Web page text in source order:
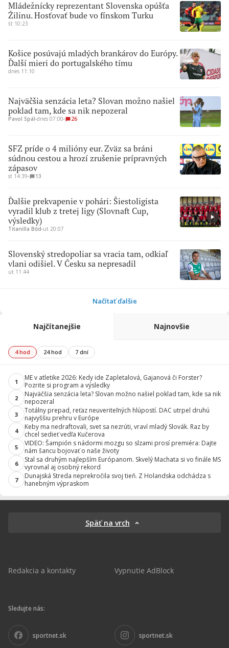
Mládežnícky reprezentant Slovenska opúšťa
Žilinu. Hosťovať bude vo fínskom Turku
št 10:23
Košice posúvajú mladých brankárov do Európy.
Ďalší mieri do portugalského tímu
dnes 11:10
Najväčšia senzácia leta? Slovan možno našiel
poklad tam, kde sa nik nepozeral
Pavol Spál∙dnes 07:00∙ 26
SFZ príde o 4 milióny eur. Zväz sa bráni
súdnou cestou a hrozí zrušenie prípravných
zápasov
st 14:39∙ 13
Ďalšie prekvapenie v pohári: Šiestoligista
vyradil klub z tretej ligy (Slovnaft Cup,
výsledky)
Titanilla Bőd∙ut 20:07
Slovenský stredopoliar sa vracia tam, odkiaľ
vlani odišiel. V Česku sa nepresadil
ut 11:44
Načítať ďalšie
Najčítanejšie Najnovšie
4 hod 24 hod 7 dní
1
ME v atletike 2026: Kedy ide Zapletalová, Gajanová či Forster?
Pozrite si program a výsledky
2
Najväčšia senzácia leta? Slovan možno našiel poklad tam, kde sa nik
nepozeral
3
Totálny prepad, reťaz neuveriteľných hlúpostí. DAC utrpel druhú
najvyššiu prehru v Európe
4
Keby ma nedraftovali, svet sa nezrúti, vraví mladý Slovák. Raz by
chcel sedieť vedľa Kučerova
5
VIDEO: Šampión s nádormi mozgu so slzami prosí premiéra: Dajte
nám šancu bojovať o naše životy
6
Stal sa druhým najlepším Európanom. Skvelý Machata si vo finále MS
vyrovnal aj osobný rekord
7
Dunajská Streda neprekročila svoj tieň. Z Holandska odchádza s
hanebným výpraskom
Späť na vrch
Redakcia a kontakty Vypnutie AdBlock
Sledujte nás:
sportnet.sk sportnet.sk